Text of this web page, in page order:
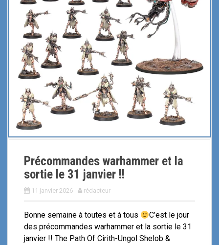
Précommandes warhammer et la
sortie le 31 janvier !!
11 janvier 2026 rédacteur
Bonne semaine à toutes et à tous
C’est le jour
des précommandes warhammer et la sortie le 31
janvier !! The Path Of Cirith-Ungol Shelob &